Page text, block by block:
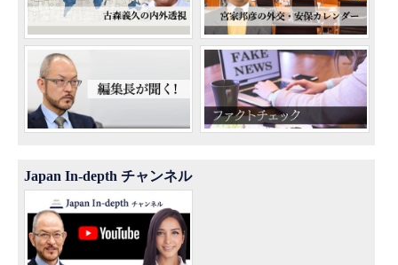
Japan In-depth チャンネル